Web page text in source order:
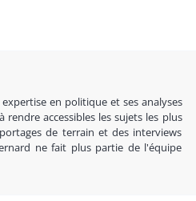
en politique et ses analyses
accessibles les sujets les plus
de terrain et des interviews
ne fait plus partie de l'équipe